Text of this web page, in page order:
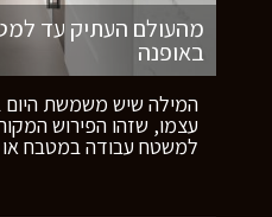
מהעולם העתיק עד
באופנה
המילה שיש משמשת
עצמו, שזהו הפירוש
למשטח עבודה במטבח